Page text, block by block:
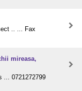
.. ... Fax
mireasa,
... 0721272799